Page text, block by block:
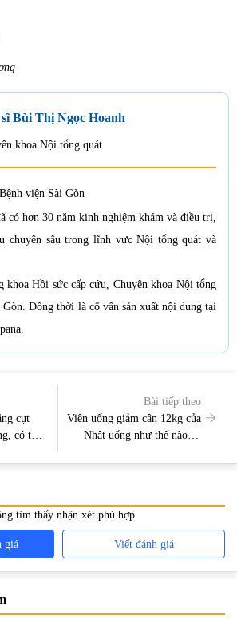
Bùi Thị Ngọc Hoanh
khoa Nội tổng quát
Bệnh viện Sài Gòn
có hơn 30 năm kinh nghiệm khám và điều trị,
chuyên sâu trong lĩnh vực Nội tổng quát và
khoa Hồi sức cấp cứu, Chuyên khoa Nội tổng
Gòn. Đồng thời là cố vấn sản xuất nội dung tại
cụt
có tác
Bài tiếp theo
Viên uống giảm cân 12kg của
Nhật uống như thế nào để
tìm thấy nhận xét phù hợp
giá Viết đánh giá